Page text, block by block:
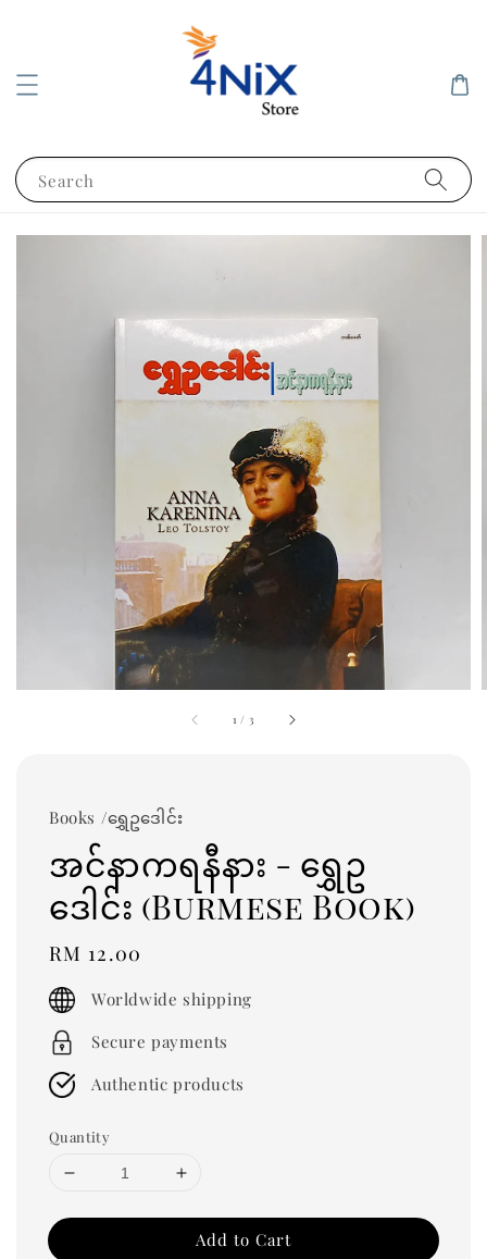
Search
1 / 3
Books /ရွှေဥဒေါင်း
အင်နာကရနီနား - ရွှေဥ
ဒေါင်း (Burmese Book)
Regular
price
RM 12.00
Worldwide shipping
Secure payments
Authentic products
Quantity
Add to Cart